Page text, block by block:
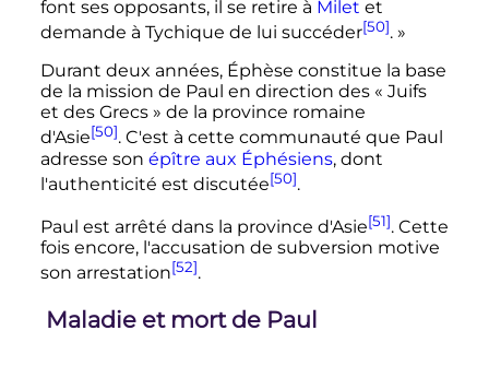
font ses opposants, il se retire à Milet et
demande à Tychique de lui succéder[50]. »
Durant deux années, Éphèse constitue la base
de la mission de Paul en direction des « Juifs
et des Grecs » de la province romaine
d'Asie[50]. C'est à cette communauté que Paul
adresse son épître aux Éphésiens, dont
l'authenticité est discutée[50].
Paul est arrêté dans la province d'Asie[51]. Cette
fois encore, l'accusation de subversion motive
son arrestation[52].
Maladie et mort de Paul